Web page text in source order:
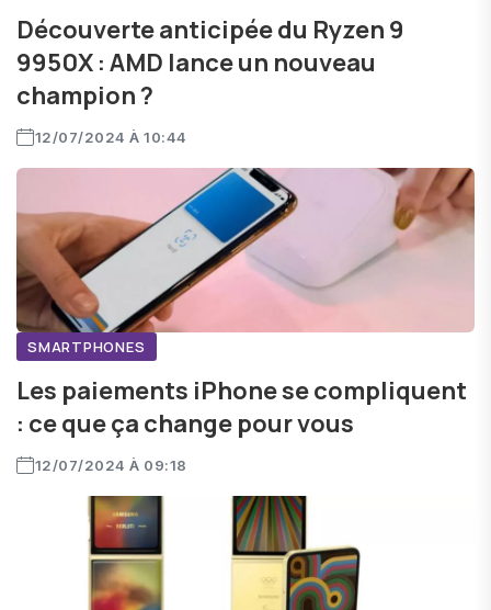
Découverte anticipée du Ryzen 9
9950X : AMD lance un nouveau
champion ?
12/07/2024 À 10:44
SMARTPHONES
Les paiements iPhone se compliquent
: ce que ça change pour vous
12/07/2024 À 09:18